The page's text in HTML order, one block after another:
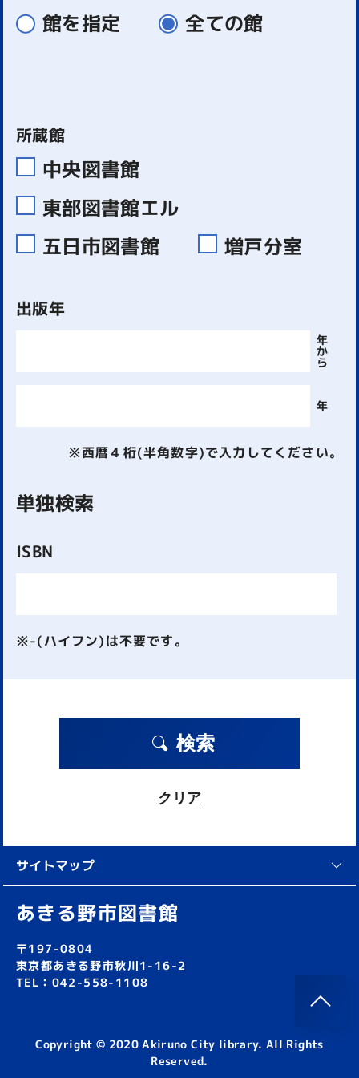
館を指定 全ての館
所蔵館
中央図書館
東部図書館エル
五日市図書館
増戸分室
出版年
年
か
ら
年
※西暦４桁(半角数字)で入力してください。
単独検索
ISBN
※-(ハイフン)は不要です。
検索
クリア
サイトマップ
あきる野市図書館
〒197-0804
東京都あきる野市秋川1-16-2
TEL：042-558-1108
Copyright © 2020 Akiruno City library. All Rights
Reserved.